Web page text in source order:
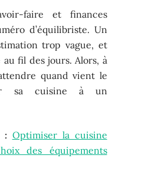
faire et finances
d’équilibriste. Un
trop vague, et
au fil des jours. Alors, à
quand vient le
sa cuisine à un
: Optimiser la cuisine
des équipements